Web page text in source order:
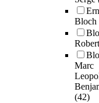
Bloch
Marc
(42)